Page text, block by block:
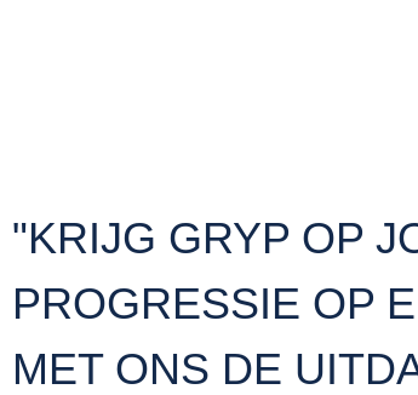
"KRIJG GRYP OP
PROGRESSIE OP
MET ONS DE